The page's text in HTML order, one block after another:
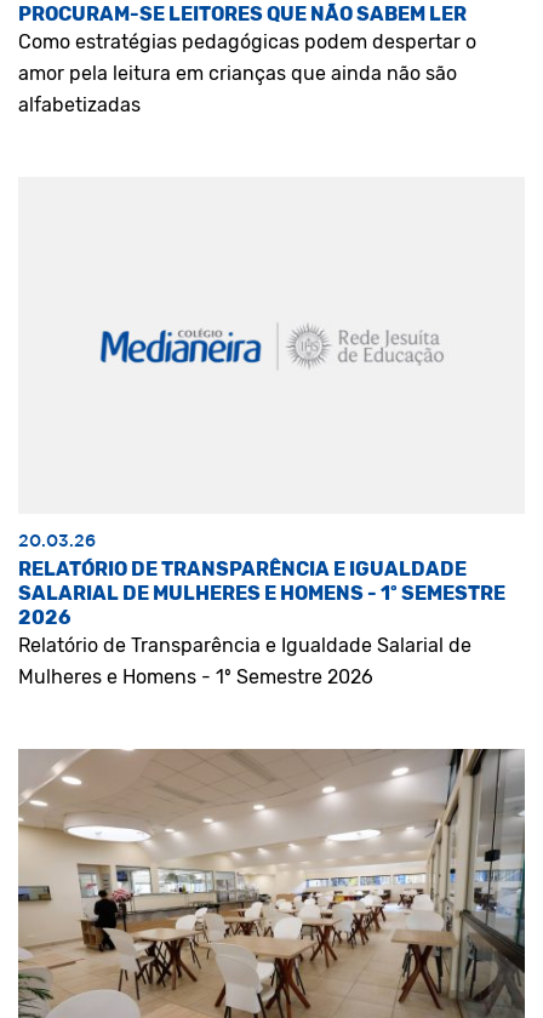
PROCURAM-SE LEITORES QUE NÃO SABEM LER
Como estratégias pedagógicas podem despertar o
amor pela leitura em crianças que ainda não são
alfabetizadas
20.03.26
RELATÓRIO DE TRANSPARÊNCIA E IGUALDADE
SALARIAL DE MULHERES E HOMENS - 1º SEMESTRE
2026
Relatório de Transparência e Igualdade Salarial de
Mulheres e Homens - 1º Semestre 2026